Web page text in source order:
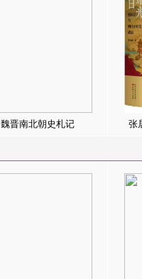
魏晋南北朝史札记 张